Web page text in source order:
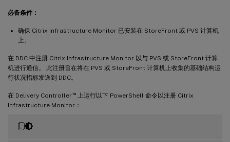
必备条件：
确保 Citrix Infrastructure Monitor 已安装在 StoreFront 或 PVS 计算机
上。
在 DDC 中注册 Citrix Infrastructure Monitor 以与 PVS 或 StoreFront 计算
机进行通信。 此注册旨在将在 PVS 或 StoreFront 计算机上收集的基础结构运
行状况指标发送到 DDC。
在 Delivery Controller™上运行以下 PowerShell 命令以注册 Citrix
Infrastructure Monitor：